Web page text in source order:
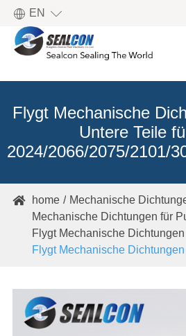
EN 
Flygt Mechanische
Untere Teile
2024/2066/2075/2101/
 home
Mechanische
Flygt Mechanische Dichtungen